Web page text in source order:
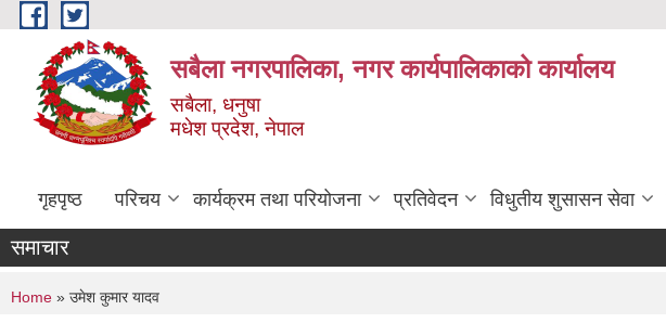
Skip to main content
सबैला नगरपालिका, नगर कार्यपालिकाको कार्यालय
सबैला, धनुषा
मधेश प्रदेश, नेपाल
गृहपृष्ठ परिचय कार्यक्रम तथा परियोजना प्रतिवेदन विधुतीय शुसासन सेवा
समाचार
You are here
Home » उमेश कुमार यादव